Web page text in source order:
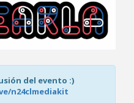
del evento :)
n24clmediakit